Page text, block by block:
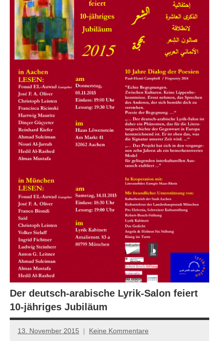
Der deutsch-arabische Lyrik-Salon feiert
10-jähriges Jubiläum
13. November 2015
Anton
Keine Kommentare